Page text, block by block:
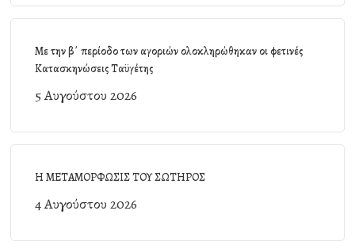
Με την β΄ περίοδο των αγοριών ολοκληρώθηκαν οι φετινές
Κατασκηνώσεις Ταϋγέτης
5 Αυγούστου 2026
Η ΜΕΤΑΜΟΡΦΩΣΙΣ ΤΟΥ ΣΩΤΗΡΟΣ
4 Αυγούστου 2026